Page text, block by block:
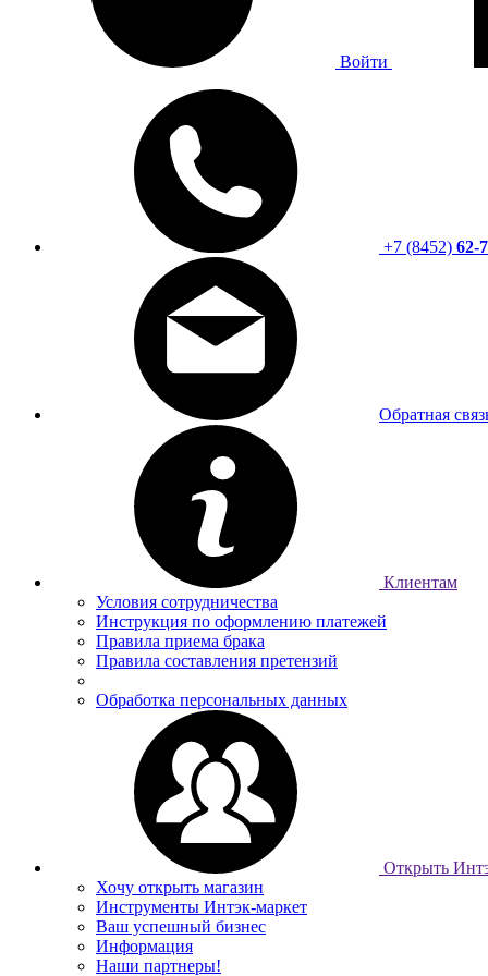
Войти
+7 (8452) 62-
Обратная
Клиентам
Условия сотрудничества
Инструкция по оформлению платежей
Правила приема брака
Правила составления претензий
Обработка персональных данных
Открыть
Хочу открыть магазин
Инструменты Интэк-маркет
Ваш успешный бизнес
Информация
Наши партнеры!